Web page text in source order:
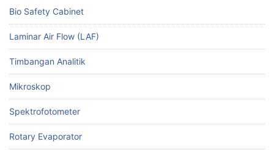
Bio Safety Cabinet
Laminar Air Flow (LAF)
Timbangan Analitik
Mikroskop
Spektrofotometer
Rotary Evaporator